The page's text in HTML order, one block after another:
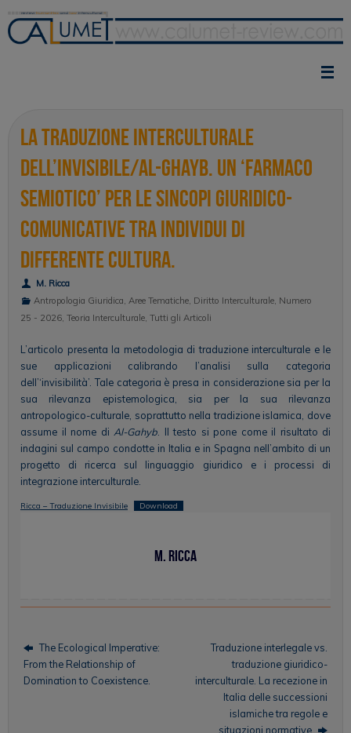
contenuto
La traduzione interculturale
dell’invisibile/Al-Ghayb. Un ‘farmaco
semiotico’ per le sincopi giuridico-
comunicative tra individui di
differente cultura.
M. Ricca
Antropologia Giuridica Aree Tematiche, Diritto Interculturale, Numero
25 - 2026 Teoria Interculturale Tutti gli Articoli
L’articolo presenta la metodologia di traduzione interculturale e le
sue applicazioni calibrando l’analisi sulla categoria
dell’‘invisibilità’. Tale categoria è presa in considerazione sia per la
sua rilevanza epistemologica, sia per la sua rilevanza
antropologico-culturale, soprattutto nella tradizione islamica, dove
assume il nome di Al-Gahyb . Il testo si pone come il risultato di
indagini sul campo condotte in Italia e in Spagna nell’ambito di un
progetto di ricerca sul linguaggio giuridico e i processi di
integrazione interculturale.
Ricca – Traduzione Invisibile Download
M. Ricca
The Ecological Imperative:
From the Relationship of
Domination to Coexistence.
Traduzione interlegale vs.
traduzione giuridico-
interculturale. La recezione in
Italia delle successioni
islamiche tra regole e
situazioni normative